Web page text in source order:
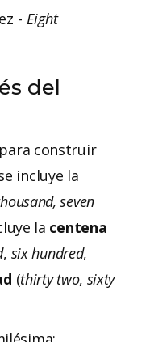
- Eight
del
construir
incluye la
seven
la centena
, sixhundred,
(thirty two, sixty